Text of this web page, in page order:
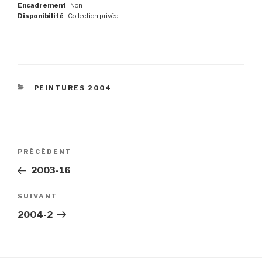
Encadrement : Non
Disponibilité : Collection privée
CATÉGORIES
PEINTURES 2004
Navigation
l’article
Article
précédent
PRÉCÉDENT
2003-16
Article
suivant
SUIVANT
2004-2